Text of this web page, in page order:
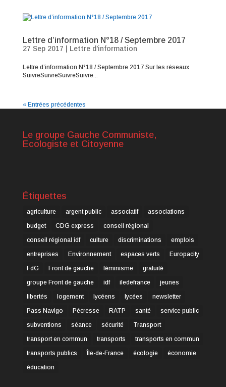
Lettre d’information N°18 / Septembre 2017
27 Sep 2017 Lettre d'information
Lettre d’information N°18 / Septembre 2017 Sur les réseaux
SuivreSuivreSuivreSuivre...
« Entrées précédentes
Le groupe Gauche Communiste,
Ecologiste et Citoyenne
Étiquettes
agriculture argent public associatif
associations
budget
CDG express
conseil régional
conseil régional idf
culture discriminations
emplois
entreprises
Environnement espaces verts
Europacity
FdG
Front de gauche féminisme
gratuité
groupe Front de gauche
idf iledefrance
jeunes
libertés
logement lycéens lycées
newsletter
Pass Navigo
Pécresse RATP santé
service public
subventions
séance sécurité
Transport
transport en commun
transports
transports en commun
transports publics
Île-de-France écologie
économie
éducation